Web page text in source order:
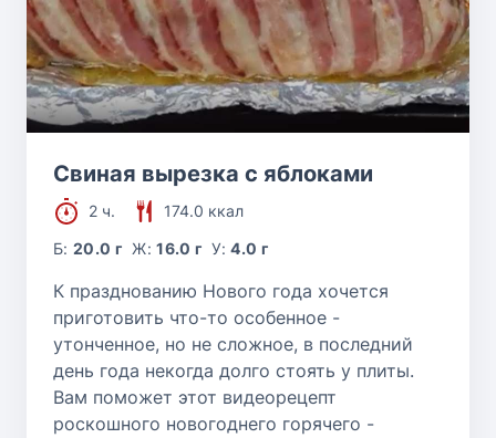
Свиная вырезка с яблоками
2 ч.
174.0 ккал
Б:20.0 г Ж:16.0 г У:4.0 г
К празднованию Нового года хочется
приготовить что-то особенное -
утонченное, но не сложное, в последний
день года некогда долго стоять у плиты.
Вам поможет этот видеорецепт
роскошного новогоднего горячего -